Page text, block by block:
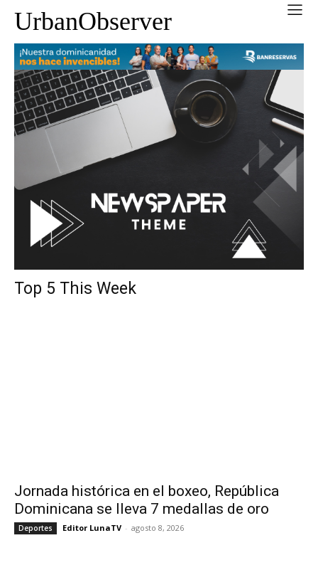
UrbanObserver
Top 5 This Week
Jornada histórica en el boxeo, República
Dominicana se lleva 7 medallas de oro
Deportes Editor LunaTV - agosto 8, 2026